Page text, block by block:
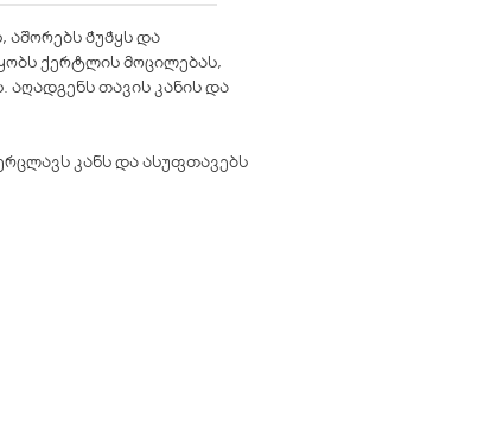
აშორებს ჭუჭყს და
ქერტლის მოცილებას,
აღადგენს თავის კანის და
კანს და ასუფთავებს